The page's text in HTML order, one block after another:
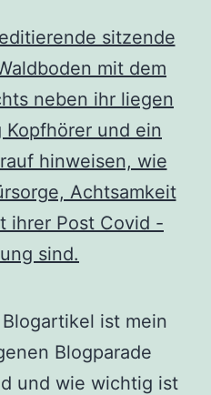
ist mein
Blogparade
und wie wichtig ist